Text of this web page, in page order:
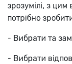
зрозумілі, з
потрібно
- Вибрати та
- Вибрати